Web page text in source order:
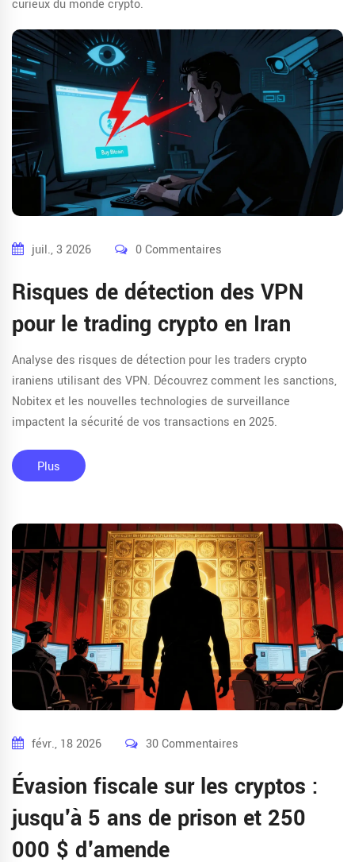
curieux du monde crypto.
juil., 3 2026 0 Commentaires
Risques de détection des VPN
pour le trading crypto en Iran
Analyse des risques de détection pour les traders crypto
iraniens utilisant des VPN. Découvrez comment les sanctions,
Nobitex et les nouvelles technologies de surveillance
impactent la sécurité de vos transactions en 2025.
Plus
févr., 18 2026 30 Commentaires
Évasion fiscale sur les cryptos :
jusqu'à 5 ans de prison et 250
000 $ d'amende